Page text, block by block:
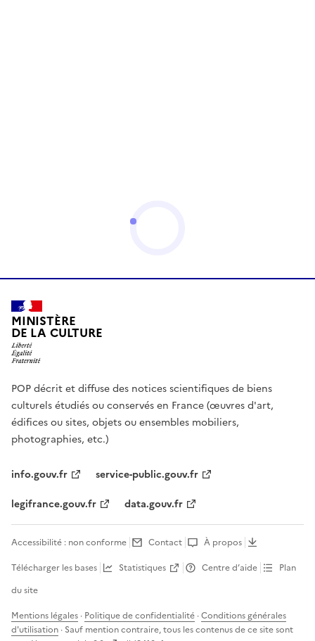
MINISTÈRE
DE LA CULTURE
POP décrit et diffuse des notices scientifiques de biens
culturels étudiés ou conservés en France (œuvres d'art,
édifices ou sites, objets ou ensembles mobiliers,
photographies, etc.)
info.gouv.fr
service-public.gouv.fr
legifrance.gouv.fr
data.gouv.fr
Accessibilité : non conforme Contact
À propos
Télécharger les bases
Statistiques Centre d’aide
Plan
du site
Mentions légales · Politique de confidentialité ·Conditions générales
d'utilisation · Sauf mention contraire, tous les contenus de ce site sont